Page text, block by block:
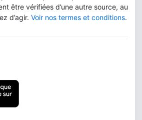
être vérifiées d’une autre source, au
d’agir. Voir nos termes et conditions.